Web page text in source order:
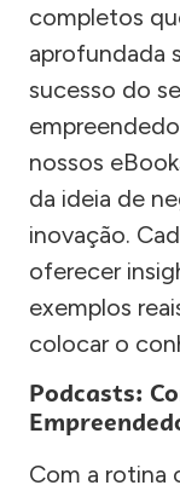
completos
aprofundada
sucesso do
nossos
da ideia de
inovação.
oferecer
exemplos
colocar o
Podcasts:
Com a rotina